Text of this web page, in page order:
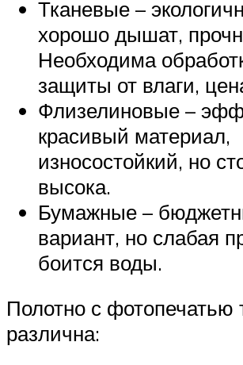
Тканевые –
хорошо дышат,
Необходима
защиты от влаги,
Флизелиновые –
красивый материал,
износостойкий, но
высока.
Бумажные –
вариант, но слабая
боится воды.
Полотно с фотопечатью
различна: